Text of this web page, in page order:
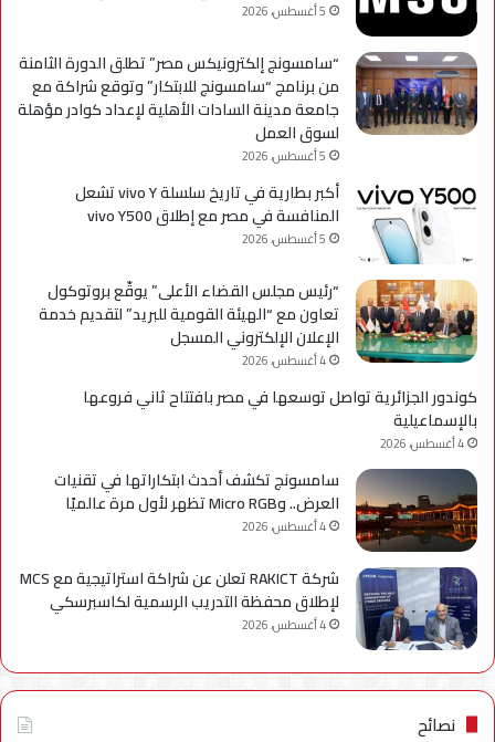
5 أغسطس، 2026
“سامسونج إلكترونيكس مصر” تطلق الدورة الثامنة
من برنامج “سامسونج للابتكار” وتوقع شراكة مع
جامعة مدينة السادات الأهلية لإعداد كوادر مؤهلة
لسوق العمل
5 أغسطس، 2026
أكبر بطارية في تاريخ سلسلة vivo Y تشعل
المنافسة في مصر مع إطلاق vivo Y500
5 أغسطس، 2026
“رئيس مجلس القضاء الأعلى” يوقّع بروتوكول
تعاون مع “الهيئة القومية للبريد” لتقديم خدمة
الإعلان الإلكتروني المسجل
4 أغسطس، 2026
كوندور الجزائرية تواصل توسعها في مصر بافتتاح ثاني فروعها
بالإسماعيلية
4 أغسطس، 2026
سامسونج تكشف أحدث ابتكاراتها في تقنيات
العرض.. وMicro RGB تظهر لأول مرة عالميًا
4 أغسطس، 2026
شركة RAKICT تعلن عن شراكة استراتيجية مع MCS
لإطلاق محفظة التدريب الرسمية لكاسبرسكي
4 أغسطس، 2026
نصائح